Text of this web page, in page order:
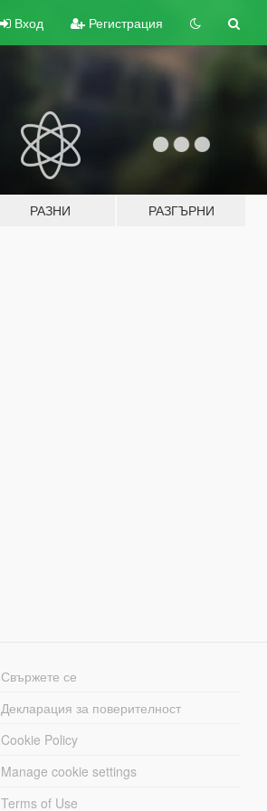
Вход Регистрация
РАЗНИ РАЗГЪРНИ
Свържете се
Декларация за поверителност
Cookie Policy
Manage cookie settings
Terms of Use